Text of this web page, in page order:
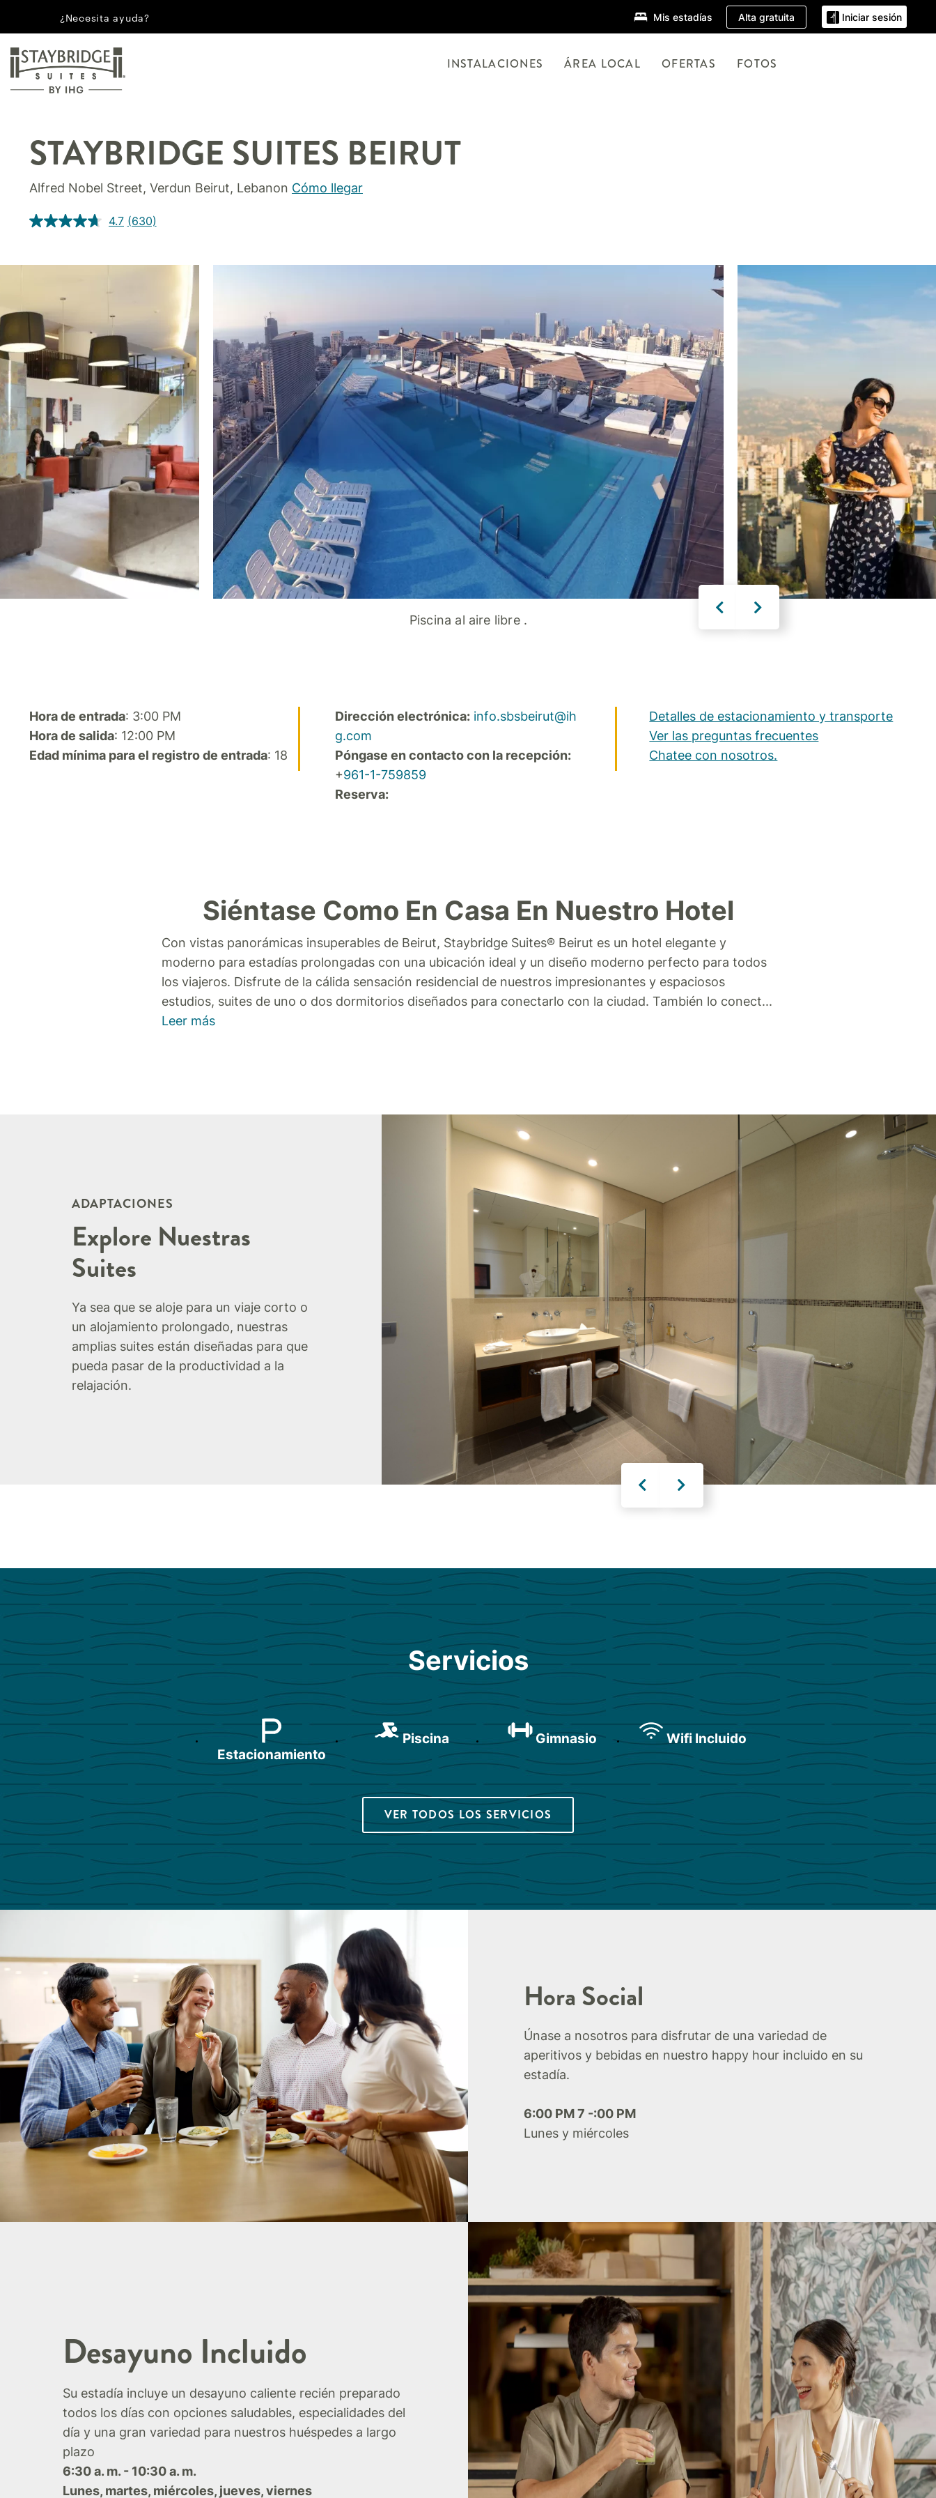
¿Necesita ayuda? Mis estadías Alta gratuita Iniciar sesión
INSTALACIONES ÁREA LOCAL OFERTAS FOTOS
STAYBRIDGE SUITES BEIRUT
Alfred Nobel Street, Verdun Beirut, Lebanon Cómo llegar
4.7 (630)
Piscina al aire libre .
Hora de entrada: 3:00 PM
Hora de salida: 12:00 PM
Edad mínima para el registro de entrada: 18
Dirección electrónica: info.sbsbeirut@ih
g.com
Póngase en contacto con la recepción:
+961-1-759859
Reserva:
Detalles de estacionamiento y transporte
Ver las preguntas frecuentes
Chatee con nosotros.
Siéntase Como En Casa En Nuestro Hotel
Con vistas panorámicas insuperables de Beirut, Staybridge Suites® Beirut es un hotel elegante y
moderno para estadías prolongadas con una ubicación ideal y un diseño moderno perfecto para todos
los viajeros. Disfrute de la cálida sensación residencial de nuestros impresionantes y espaciosos
estudios, suites de uno o dos dormitorios diseñados para conectarlo con la ciudad. También lo conect...
Leer más
ADAPTACIONES
Explore Nuestras
Suites
Ya sea que se aloje para un viaje corto o
un alojamiento prolongado, nuestras
amplias suites están diseñadas para que
pueda pasar de la productividad a la
relajación.
Servicios
Estacionamiento
Piscina Gimnasio Wifi Incluido
VER TODOS LOS SERVICIOS
Hora Social
Únase a nosotros para disfrutar de una variedad de
aperitivos y bebidas en nuestro happy hour incluido en su
estadía.​
6:00 PM 7 -:00 PM
Lunes y miércoles
Desayuno Incluido
Su estadía incluye un desayuno caliente recién preparado
todos los días con opciones saludables, especialidades del
día y una gran variedad para nuestros huéspedes a largo
plazo
6:30 a. m. - 10:30 a. m.
Lunes, martes, miércoles, jueves, viernes